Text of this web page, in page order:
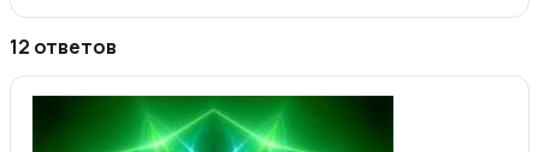
12 ответов